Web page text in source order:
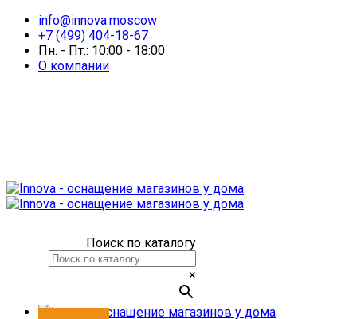
info@innova.moscow
+7 (499) 404-18-67
Пн. - Пт.: 10:00 - 18:00
О компании
Поиск по каталогу
×